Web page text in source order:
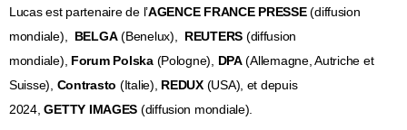
Lucas est partenaire de l’AGENCE FRANCE PRESSE(diffusion
mondiale),
BELGA(Benelux), REUTERS (diffusion
mondiale),
Forum Polska(Pologne), DPA(Allemagne, Autriche et
Suisse), Contrasto (Italie), REDUX(USA), et depuis
2024,GETTY IMAGES (diffusion mondiale).